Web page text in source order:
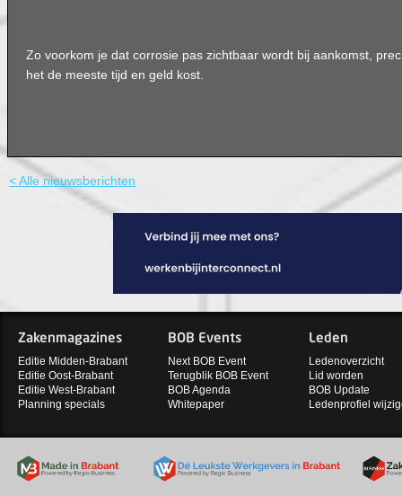
Zo voorkom je dat corrosie pas zichtbaar wordt bij aankomst,
het de meeste tijd en geld kost.
< Alle nieuwsberichten
Zakenmagazines
Editie Midden-Brabant
Editie Oost-Brabant
Editie West-Brabant
Planning specials
BOB Events
Next BOB Event
Terugblik BOB Event
BOB Agenda
Whitepaper
Leden
Ledenoverzicht
Lid worden
BOB Update
Ledenprofiel